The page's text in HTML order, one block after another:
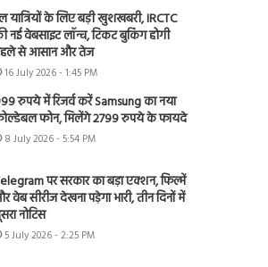
यात्रियों के लिए बड़ी खुशखबरी, IRCTC
नई वेबसाइट लॉन्च, टिकट बुकिंग होगी
से आसान और तेज
16 July 2026 - 1:45 PM
रुपये में रिजर्व करें Samsung का नया
फोन, मिलेंगे 2799 रुपये के फायदे
8 July 2026 - 5:54 PM
पर सरकार का बड़ा एक्शन, फिल्में
वेब सीरीज देखना पड़ेगा भारी, तीन दिनों में
नोटिस
5 July 2026 - 2:25 PM